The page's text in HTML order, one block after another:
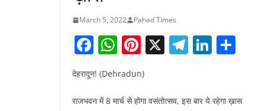
March 5, 2022 Pahad Times
F
c
e
W
at
s
Pi
er
e
X T
gr
Li
e e
देहरादून! (Dehradun)
राजभवन में 8 मार्च से होगा वसंतोत्सव, इस बार ये रहेगा ख़ास